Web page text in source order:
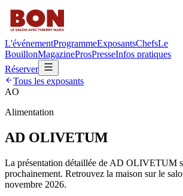
L'événementProgrammeExposantsChefsLe
BouillonMagazineProsPresseInfos pratiques
Réserver
Tous les exposants
AO
Alimentation
AD OLIVETUM
La présentation détaillée de AD OLIVETUM
prochainement. Retrouvez la maison sur le
novembre 2026.